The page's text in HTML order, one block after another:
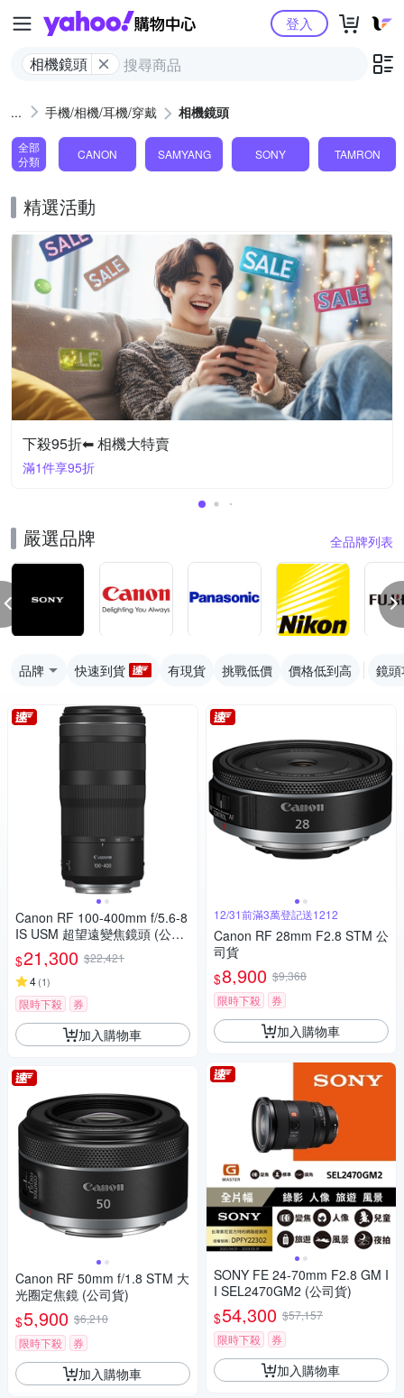
Yahoo購物中心
相機鏡頭
登入
手機/相機/耳機/穿戴 相機鏡頭
全部
分類
CANON SAMYANG SONY TAMRON
精選活動
下殺95折⬅︎ 相機大特賣
滿1件享95折
嚴選品牌 全品牌列表
品牌 快速到貨 有現貨 挑戰低價 價格低到高 鏡
Canon RF 100-400mm f/5.6-8
IS USM 超望遠變焦鏡頭 (公司
貨)
$21,300 $22,421
4(1)
限時下殺 券
加入購物車
Canon RF 50mm f/1.8 STM 大
光圈定焦鏡 (公司貨)
$5,900 $6,210
限時下殺
券
加入購物車
12/31前滿3萬登記送1212
Canon RF 28mm F2.8 STM 公
司貨
$8,900 $9,368
限時下殺
券
加入購物車
SONY FE 24-70mm F2.8 GM I
I SEL2470GM2 (公司貨)
$54,300 $57,157
限時下殺
券
加入購物車